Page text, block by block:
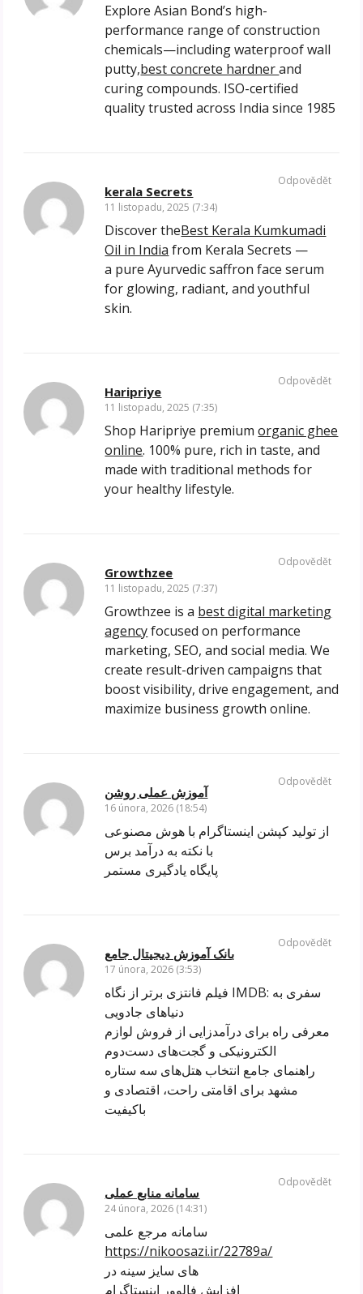
Explore Asian Bond’s high-
performance range of construction
chemicals—including waterproof wall
putty,best concrete hardnerand
curing compounds. ISO-certified
quality trusted across India since 1985
kerala Secrets
11 listopadu, 2025 (7:34)
Discover theBest Kerala Kumkumadi
Oil in India from Kerala Secrets —
a pure Ayurvedic saffron face serum
for glowing, radiant, and youthful
skin.
Odpovědět
Haripriye
11 listopadu, 2025 (7:35)
Shop Haripriye premiumorganic ghee
online. 100% pure, rich in taste, and
made with traditional methods for
your healthy lifestyle.
Odpovědět
Growthzee
11 listopadu, 2025 (7:37)
Growthzee is a best digital marketing
agencyfocused on performance
marketing, SEO, and social media. We
create result-driven campaigns that
boost visibility, drive engagement, and
maximize business growth online.
Odpovědět
آموزش عملی روشن
16 února, 2026 (18:54)
از تولید کپشن اینستاگرام با هوش مصنوعی
با نکته به درآمد برس
پایگاه یادگیری مستمر
Odpovědět
بانک آموزش دیجیتال جامع
17 února, 2026 (3:53)
فیلم فانتزی برتر از نگاه IMDB: سفری به
دنیاهای جادویی
معرفی راه برای درآمدزایی از فروش لوازم
الکترونیکی و گجت‌های دست‌دوم
راهنمای جامع انتخاب هتل‌های سه ستاره
مشهد برای اقامتی راحت، اقتصادی و
باکیفیت
Odpovědět
سامانه منابع عملی
24 února, 2026 (14:31)
سامانه مرجع علمی
https://nikoosazi.ir/22789a/
‌های سایز سینه در
افزایش فالوور اینستاگرام
Odpovědět